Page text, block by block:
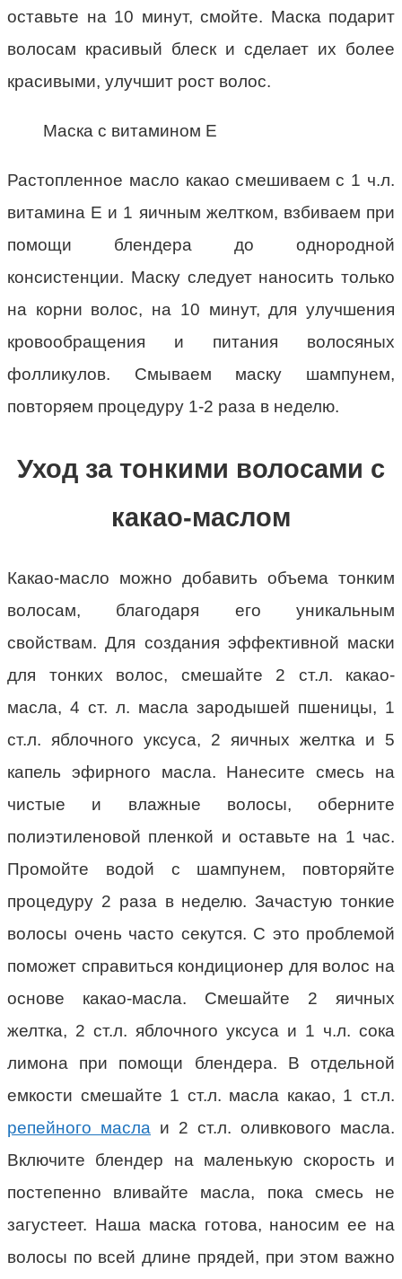
оставьте на 10 минут, смойте. Маска подарит
волосам красивый блеск и сделает их более
красивыми, улучшит рост волос.
Маска с витамином Е
Растопленное масло какао смешиваем с 1 ч.л.
витамина Е и 1 яичным желтком, взбиваем при
помощи блендера до однородной
консистенции. Маску следует наносить только
на корни волос, на 10 минут, для улучшения
кровообращения и питания волосяных
фолликулов. Смываем маску шампунем,
повторяем процедуру 1-2 раза в неделю.
Уход за тонкими волосами с
какао-маслом
Какао-масло можно добавить объема тонким
волосам, благодаря его уникальным
свойствам. Для создания эффективной маски
для тонких волос, смешайте 2 ст.л. какао-
масла, 4 ст. л. масла зародышей пшеницы, 1
ст.л. яблочного уксуса, 2 яичных желтка и 5
капель эфирного масла. Нанесите смесь на
чистые и влажные волосы, оберните
полиэтиленовой пленкой и оставьте на 1 час.
Промойте водой с шампунем, повторяйте
процедуру 2 раза в неделю. Зачастую тонкие
волосы очень часто секутся. С это проблемой
поможет справиться кондиционер для волос на
основе какао-масла. Смешайте 2 яичных
желтка, 2 ст.л. яблочного уксуса и 1 ч.л. сока
лимона при помощи блендера. В отдельной
емкости смешайте 1 ст.л. масла какао, 1 ст.л.
репейного масла и 2 ст.л. оливкового масла.
Включите блендер на маленькую скорость и
постепенно вливайте масла, пока смесь не
загустеет. Наша маска готова, наносим ее на
волосы по всей длине прядей, при этом важно